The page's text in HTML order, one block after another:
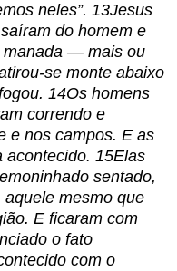
neles”. 13Jesus
do homem e
manada — mais ou
se monte abaixo
14Os homens
correndo e
e nos campos. E as
acontecido. 15Elas
sentado,
mesmo que
E ficaram com
o fato
com o